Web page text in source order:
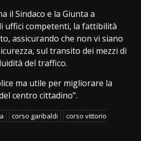
il Sindaco e la Giunta a
uffici competenti, la fattibilità
assicurando che non vi siano
sul transito dei mezzi di
del traffico.
ma utile per migliorare la
centro cittadino”.
corso garibaldi
corso vittorio